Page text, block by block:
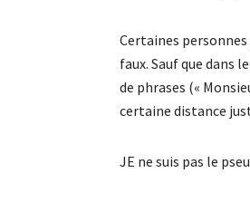
Certaines personnes
faux. Sauf que dans
de phrases («
certaine distance
JE ne suis pas le